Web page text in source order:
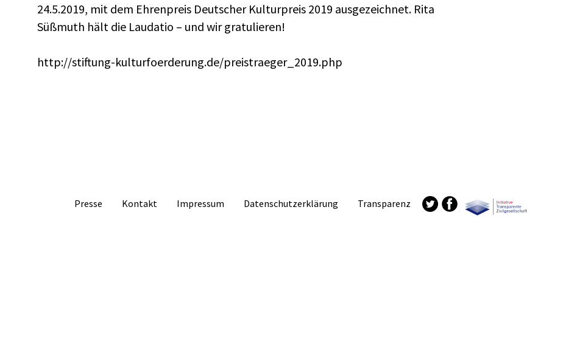
24.5.2019, mit dem Ehrenpreis Deutscher Kulturpreis 2019 ausgezeichnet. Rita
Süßmuth hält die Laudatio – und wir gratulieren!
http://stiftung-kulturfoerderung.de/preistraeger_2019.php
Presse Kontakt Impressum Datenschutzerklärung Transparenz